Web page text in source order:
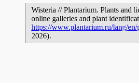
Wisteria // Plantarium. Plants and
online galleries and plant
https://www.plantarium.ru/lang/
2026).